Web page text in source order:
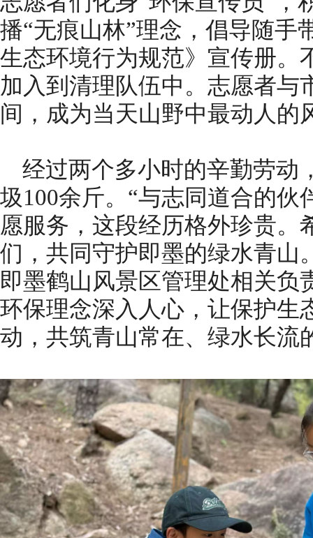
播“无痕山林”理念，倡导随手
生态环境行为规范》宣传册。
加入到清理队伍中。志愿者与
间，成为当天山野中最动人的
经过两个多小时的辛勤劳动
圾100余斤。“与志同道合的伙
愿服务，这段经历格外珍贵。
们，共同守护即墨的绿水青山
即墨鹤山风景区管理处相关负
环保理念深入人心，让保护生
动，共筑青山常在、绿水长流